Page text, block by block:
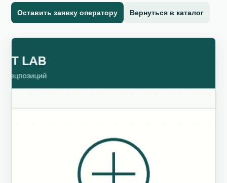
Оставить заявку оператору Вернуться в каталог